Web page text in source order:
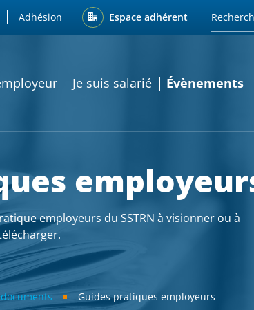
Adhésion Espace adhérent
Je suis salarié Évènements
employeurs du SSTRN à visionner ou à
Guides pratiques employeurs